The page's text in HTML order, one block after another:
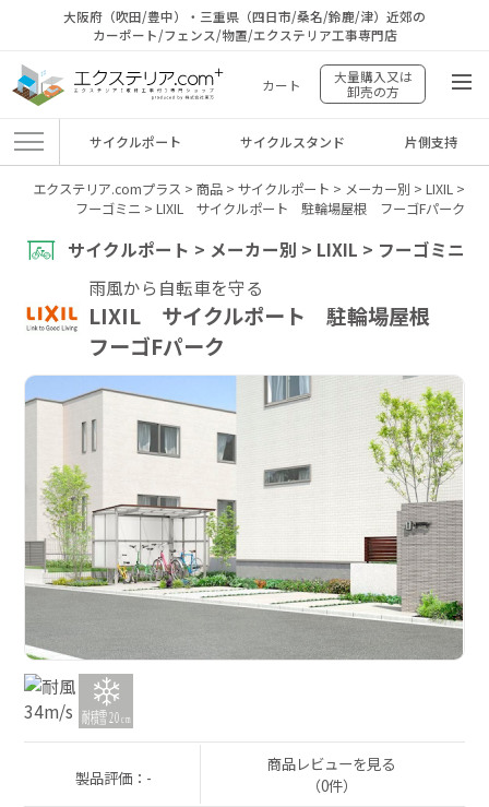
大阪府（吹田/豊中）・三重県（四日市/桑名/鈴鹿/津）近郊の
カーポート/フェンス/物置/エクステリア工事専門店
カート
大量購入又は
卸売の方
サイクルポート サイクルスタンド 片側支持
エクステリア.comプラス > 商品> サイクルポート > メーカー別 > LIXIL>
フーゴミニ > LIXIL サイクルポート 駐輪場屋根 フーゴFパーク
サイクルポート > メーカー別 > LIXIL > フーゴミニ
雨風から自転車を守る
LIXIL サイクルポート 駐輪場屋根
フーゴFパーク
製品評価：-
商品レビューを見る
（0件）